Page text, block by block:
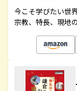
今こそ学びたい世
宗教、特長、現地